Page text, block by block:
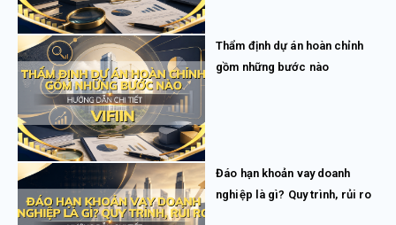
Thẩm định dự án hoàn chỉnh
gồm những bước nào
Đáo hạn khoản vay doanh
nghiệp là gì? Quy trình, rủi ro